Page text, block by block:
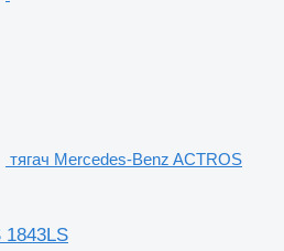
тягач Mercedes-Benz ACTROS
1843LS